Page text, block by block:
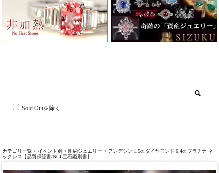
Sold Outを除く
カテゴリ一覧 > イベント別 > 即納ジュエリー > アンデシン 1.5ct ダイヤモンド 0.4ct プラチナ ネ
ックレス【品質保証書/NGL宝石鑑別書】